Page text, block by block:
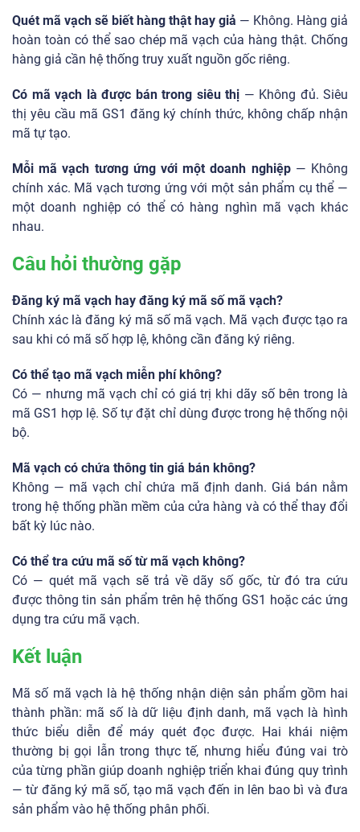
Quét mã vạch sẽ biết hàng thật hay giả — Không. Hàng giả
hoàn toàn có thể sao chép mã vạch của hàng thật. Chống
hàng giả cần hệ thống truy xuất nguồn gốc riêng.
Có mã vạch là được bán trong siêu thị — Không đủ. Siêu
thị yêu cầu mã GS1 đăng ký chính thức, không chấp nhận
mã tự tạo.
Mỗi mã vạch tương ứng với một doanh nghiệp— Không
chính xác. Mã vạch tương ứng với một sản phẩm cụ thể —
một doanh nghiệp có thể có hàng nghìn mã vạch khác
nhau.
Câu hỏi thường gặp
Đăng ký mã vạch hay đăng ký mã số mã vạch?
Chính xác là đăng ký mã số mã vạch. Mã vạch được tạo ra
sau khi có mã số hợp lệ, không cần đăng ký riêng.
Có thể tạo mã vạch miễn phí không?
Có — nhưng mã vạch chỉ có giá trị khi dãy số bên trong là
mã GS1 hợp lệ. Số tự đặt chỉ dùng được trong hệ thống nội
bộ.
Mã vạch có chứa thông tin giá bán không?
Không — mã vạch chỉ chứa mã định danh. Giá bán nằm
trong hệ thống phần mềm của cửa hàng và có thể thay đổi
bất kỳ lúc nào.
Có thể tra cứu mã số từ mã vạch không?
Có — quét mã vạch sẽ trả về dãy số gốc, từ đó tra cứu
được thông tin sản phẩm trên hệ thống GS1 hoặc các ứng
dụng tra cứu mã vạch.
Kết luận
Mã số mã vạch là hệ thống nhận diện sản phẩm gồm hai
thành phần: mã số là dữ liệu định danh, mã vạch là hình
thức biểu diễn để máy quét đọc được. Hai khái niệm
thường bị gọi lẫn trong thực tế, nhưng hiểu đúng vai trò
của từng phần giúp doanh nghiệp triển khai đúng quy trình
— từ đăng ký mã số, tạo mã vạch đến in lên bao bì và đưa
sản phẩm vào hệ thống phân phối.